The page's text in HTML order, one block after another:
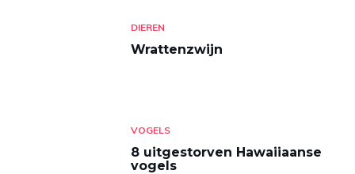
DIEREN
Wrattenzwijn
VOGELS
8 uitgestorven Hawaiiaanse
vogels